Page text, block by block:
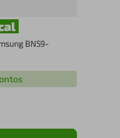
BN59-